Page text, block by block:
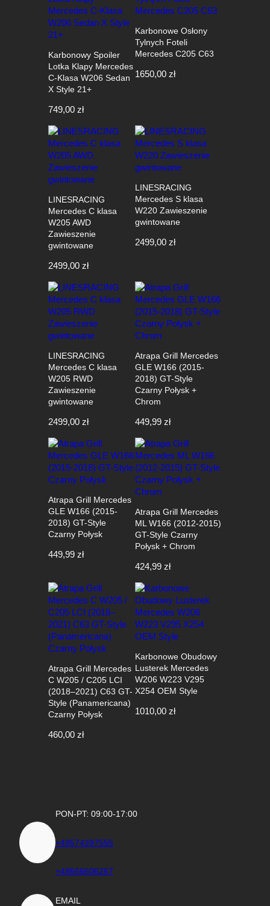
Karbonowy Spoiler
Lotka Klapy Mercedes
C-Klasa W206 Sedan
X Style 21+
749,00 zł
Karbonowe Osłony
Tylnych Foteli
Mercedes C205 C63
1650,00 zł
LINESRACING
Mercedes C klasa
W205 AWD
Zawieszenie
gwintowane
2499,00 zł
LINESRACING
Mercedes S klasa
W220 Zawieszenie
gwintowane
2499,00 zł
LINESRACING
Mercedes C klasa
W205 RWD
Zawieszenie
gwintowane
2499,00 zł
Atrapa Grill Mercedes
GLE W166 (2015-
2018) GT-Style
Czarny Połysk +
Chrom
449,99 zł
Atrapa Grill Mercedes
GLE W166 (2015-
2018) GT-Style
Czarny Połysk
449,99 zł
Atrapa Grill Mercedes
ML W166 (2012-2015)
GT-Style Czarny
Połysk + Chrom
424,99 zł
Atrapa Grill Mercedes
C W205 / C205 LCI
(2018–2021) C63 GT-
Style (Panamericana)
Czarny Połysk
460,00 zł
Karbonowe Obudowy
Lusterek Mercedes
W206 W223 V295
X254 OEM Style
1010,00 zł
PON-PT: 09:00-17:00
+48574397555
+48666606267
EMAIL